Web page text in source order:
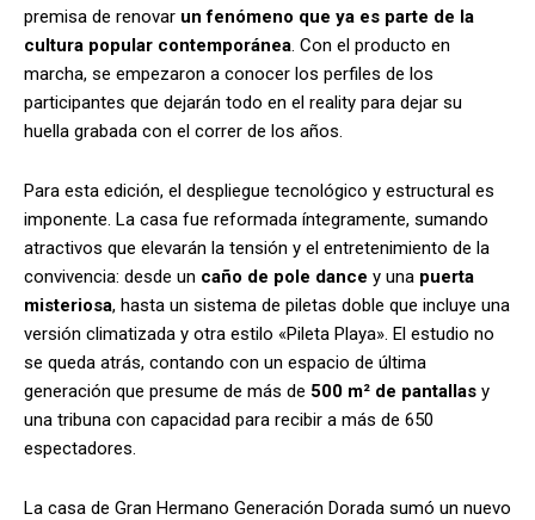
premisa de renovar un fenómeno que ya es parte de la
cultura popular contemporánea. Con el producto en
marcha, se empezaron a conocer los perfiles de los
participantes que dejarán todo en el reality para dejar su
huella grabada con el correr de los años.
Para esta edición, el despliegue tecnológico y estructural es
imponente. La casa fue reformada íntegramente, sumando
atractivos que elevarán la tensión y el entretenimiento de la
convivencia: desde un caño de pole dance y una puerta
misteriosa, hasta un sistema de piletas doble que incluye una
versión climatizada y otra estilo «Pileta Playa». El estudio no
se queda atrás, contando con un espacio de última
generación que presume de más de 500 m² de pantallas y
una tribuna con capacidad para recibir a más de 650
espectadores.
La casa de Gran Hermano Generación Dorada sumó un nuevo